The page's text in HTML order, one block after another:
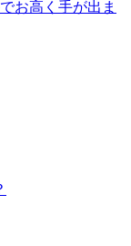
お高く手が出ま